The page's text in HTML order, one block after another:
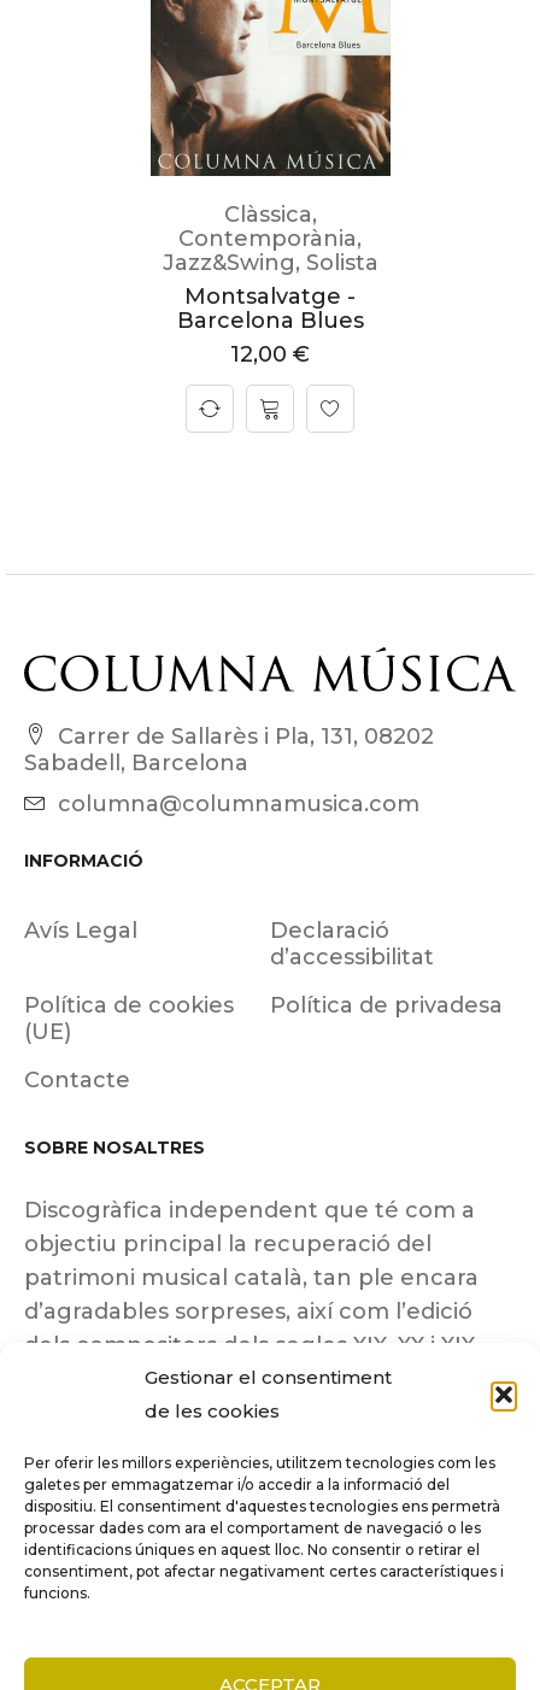
Gestionar el consentiment
de les cookies
Per oferir les millors experiències, utilitzem tecnologies com les
galetes per emmagatzemar i/o accedir a la informació del
dispositiu. El consentiment d'aquestes tecnologies ens permetrà
processar dades com ara el comportament de navegació o les
identificacions úniques en aquest lloc. No consentir o retirar el
consentiment, pot afectar negativament certes característiques i
funcions.
ACCEPTAR
Clàssica,
Contemporània,
Jazz&Swing, Solista
Montsalvatge -
Barcelona Blues
12,00 €
Carrer de Sallarès i Pla, 131, 08202
Sabadell, Barcelona
columna@columnamusica.com
INFORMACIÓ
Avís Legal
Declaració
d’accessibilitat
Política de cookies
(UE)
Política de privadesa
Contacte
SOBRE NOSALTRES
Discogràfica independent que té com a
objectiu principal la recuperació del
patrimoni musical català, tan ple encara
d’agradables sorpreses, així com l’edició
dels compositors dels segles XIX, XX i XIX
insuficientment coneguts.
Tots els drets reservats a ©Columna
Música.
COMPARE (0)